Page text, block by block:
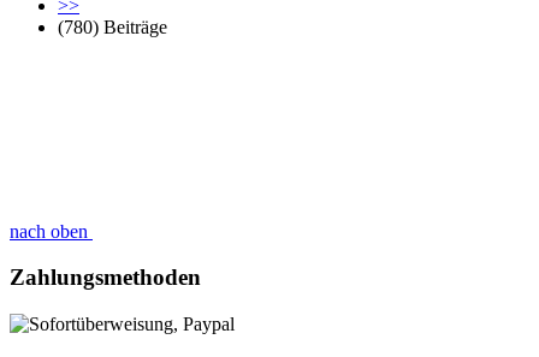
>>
(780) Beiträge
nach oben
Zahlungsmethoden